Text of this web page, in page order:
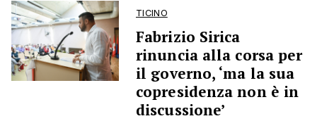
TICINO
Fabrizio Sirica
rinuncia alla corsa per
il governo, ‘ma la sua
copresidenza non è in
discussione’